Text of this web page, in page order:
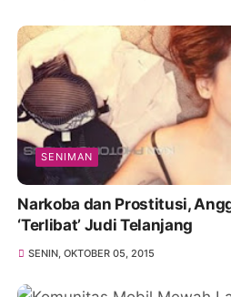
SENIMAN
Narkoba dan Prostitusi,
‘Terlibat’ Judi Telanjang
SENIN, OKTOBER 05, 2015